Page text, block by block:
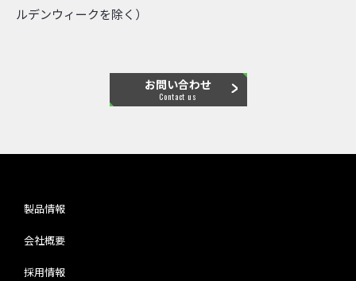
ルデンウィークを除く）
お問い合わせ
Contact us
製品情報
会社概要
採用情報